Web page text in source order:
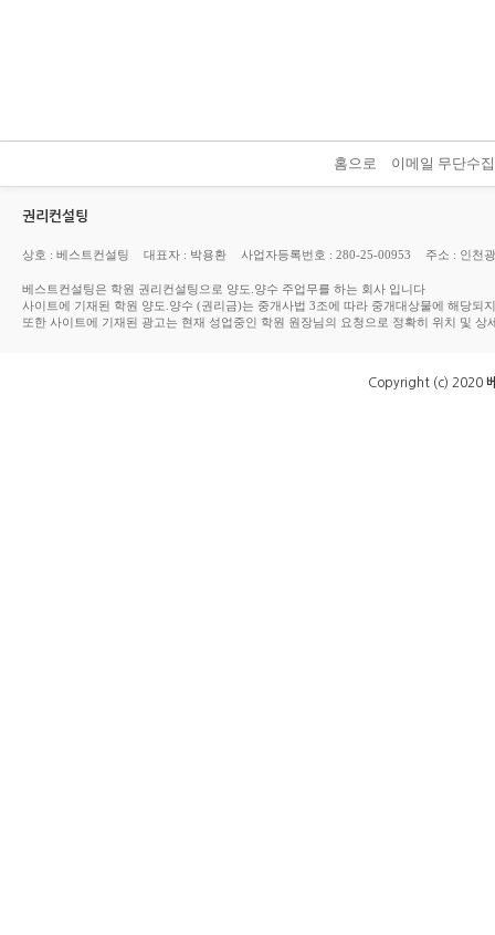
홈으로 이메일 무단수
권리컨설팅
상호 : 베스트컨설팅 대표자 : 박용환 사업자등록번호 : 280-25-00953 주소 : 인천
베스트컨설팅은 학원 권리컨설팅으로 양도.양수 주업무를 하는 회사 입니다
사이트에 기재된 학원 양도.양수 (권리금)는 중개사법 3조에 따라 중개대상물에 해당되
또한 사이트에 기재된 광고는 현재 성업중인 학원 원장님의 요청으로 정확히 위치 및
Copyright (c) 2020